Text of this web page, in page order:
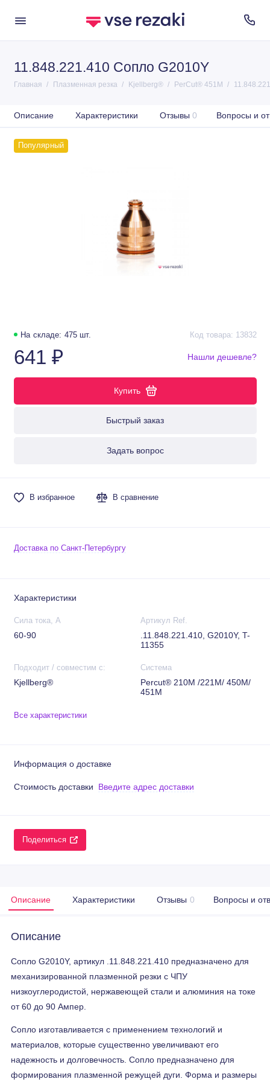
11.848.221.410 Сопло G2010Y
Главная Плазменная резка Kjellberg® PerCut® 451M
Описание Характеристики Отзывы 0 Вопросы и
Популярный
На складе: 475 шт. Код товара: 13832
641 ₽
Купить
Быстрый заказ
Задать вопрос
Нашли дешевле?
В избранное В сравнение
Доставка по Санкт-Петербургу
Характеристики
Сила тока, А
60-90
Артикул Ref.
.11.848.221.410, G2010Y, T-
11355
Подходит / совместим с:
Kjellberg®
Система
Percut® 210M /221M/ 450M/
451M
Все характеристики
Информация о доставке
Стоимость доставки Введите адрес доставки
Поделиться
Описание Характеристики Отзывы 0 Вопросы и
Описание
Сопло G2010Y, артикул .11.848.221.410 предназначено для
механизированной плазменной резки с ЧПУ
низкоуглеродистой, нержавеющей стали и алюминия на токе
от 60 до 90 Ампер.
Сопло изготавливается с применением технологий и
материалов, которые существенно увеличивают его
надежность и долговечность. Сопло предназначено для
формирования плазменной режущей дуги. Форма и размеры